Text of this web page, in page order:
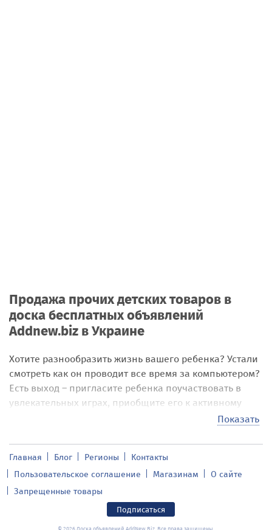
Продажа прочих детских товаров в
доска бесплатных объявлений
Addnew.biz в Украине
Хотите разнообразить жизнь вашего ребенка? Устали
смотреть как он проводит все время за компьютером?
Есть выход – пригласите ребенка поучаствовать в
увлекательных играх, приобщите его к активному
образу жизни, научите его кататься на роликах,
удивлены результатом. В этом вам сможет помочь
раздел на нашей доске объявлений Прочие детские
товары в доска бесплатных объявлений Addnew.biz в
Украине.
В разделе «Прочие детские товары» сайта addnew.biz
вы найдете различные товары для детей от милых
Показать
Главная Блог Регионы
Контакты
Пользовательское соглашение
Магазинам
О сайте
Запрещенные товары
Подписаться
© 2026 Доска объявлений AddNew.Biz. Все права защищены.